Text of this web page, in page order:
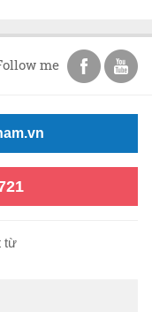
me
từ